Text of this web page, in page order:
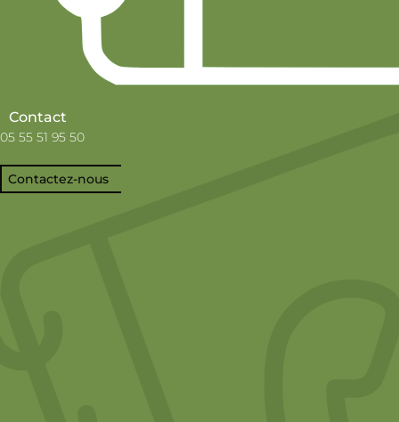
Contact
05 55 51 95 50
Contactez-nous